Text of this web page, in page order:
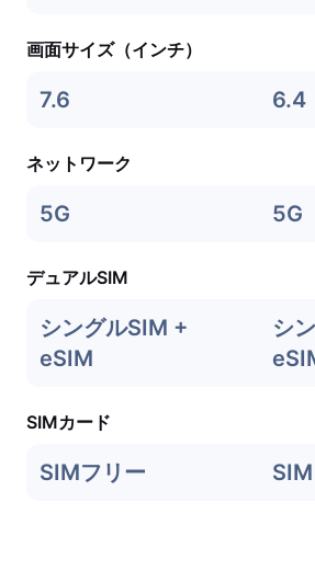
画面サイズ（インチ）
7.6 6.4
ネットワーク
5G 5G
デュアルSIM
シングルSIM +
eSIM
シ
SIMカード
SIMフリー